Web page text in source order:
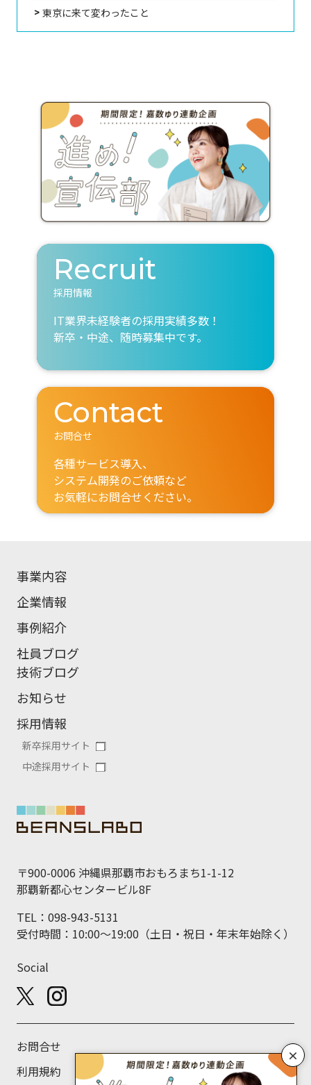
×
東京に来て変わったこと
Recruit
採用情報
IT業界未経験者の採用実績多数！
新卒・中途、随時募集中です。
Contact
お問合せ
各種サービス導入、
システム開発のご依頼など
お気軽にお問合せください。
事業内容
企業情報
事例紹介
社員ブログ
技術ブログ
お知らせ
採用情報
新卒採用サイト
中途採用サイト
〒900-0006 沖縄県那覇市おもろまち1-1-12
那覇新都心センタービル8F
TEL：098-943-5131
受付時間：10:00～19:00（土日・祝日・年末年始除く）
Social
お問合せ
利用規約